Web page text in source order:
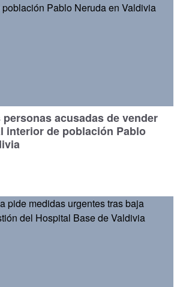
personas acusadas de vender
interior de población Pablo